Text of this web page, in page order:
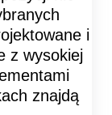
i
z wysokiej
znajdą